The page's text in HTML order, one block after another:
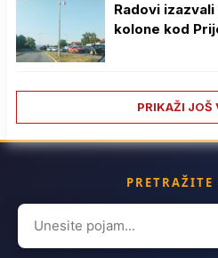
Radovi
kolone kod
PRIKAŽI JOŠ
PRETRAŽITE
Search
for: